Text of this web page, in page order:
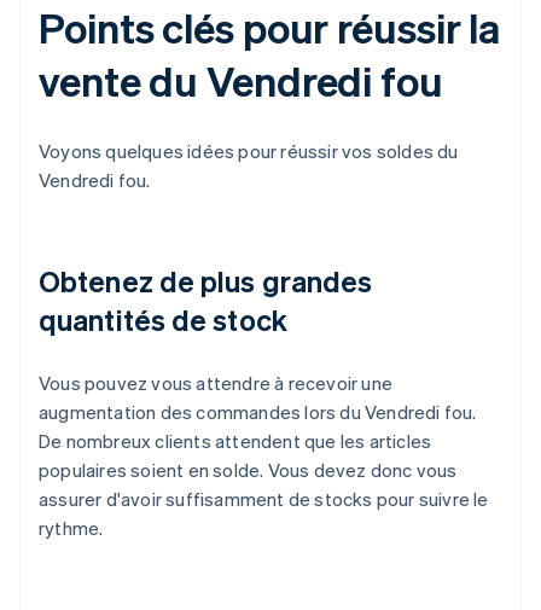
Points clés pour réussir la
vente du Vendredi fou
Voyons quelques idées pour réussir vos soldes du
Vendredi fou.
Obtenez de plus grandes
quantités de stock
Vous pouvez vous attendre à recevoir une
augmentation des commandes lors du Vendredi fou.
De nombreux clients attendent que les articles
populaires soient en solde. Vous devez donc vous
assurer d'avoir suffisamment de stocks pour suivre le
rythme.